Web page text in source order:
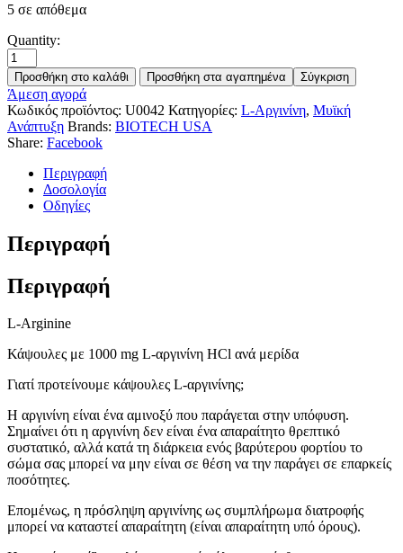
5 σε απόθεμα
Quantity:
Προσθήκη στο καλάθι Προσθήκη στα αγαπημένα Σύγκριση
Άμεση αγορά
Κωδικός προϊόντος: U0042 Κατηγορίες: L-Αργινίνη, Μυϊκή
Ανάπτυξη Brands: BIOTECH USA
Share: Facebook
Περιγραφή
Δοσολογία
Οδηγίες
Περιγραφή
Περιγραφή
L-Arginine
Κάψουλες με 1000 mg L-αργινίνη HCl ανά μερίδα
Γιατί προτείνουμε κάψουλες L-αργινίνης;
Η αργινίνη είναι ένα αμινοξύ που παράγεται στην υπόφυση.
Σημαίνει ότι η αργινίνη δεν είναι ένα απαραίτητο θρεπτικό
συστατικό, αλλά κατά τη διάρκεια ενός βαρύτερου φορτίου το
σώμα σας μπορεί να μην είναι σε θέση να την παράγει σε επαρκείς
ποσότητες.
Επομένως, η πρόσληψη αργινίνης ως συμπλήρωμα διατροφής
μπορεί να καταστεί απαραίτητη (είναι απαραίτητη υπό όρους).